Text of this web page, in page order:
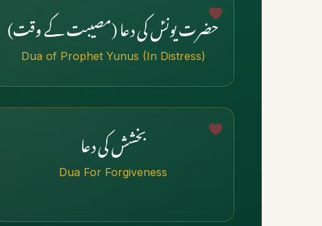
حضرت یونسؑ کی دعا (مصیبت کے وقت)
Dua of Prophet Yunus (In Distress)
بخشش کی دعا
Dua For Forgiveness